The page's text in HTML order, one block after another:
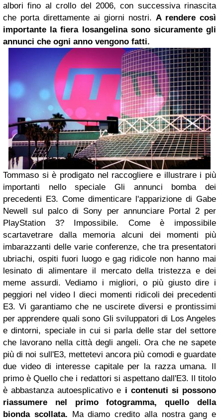
albori fino al crollo del 2006, con successiva rinascita
che porta direttamente ai giorni nostri. A rendere così
importante la fiera losangelina sono sicuramente gli
annunci che ogni anno vengono fatti.
Tommaso si è prodigato nel raccogliere e illustrare i più
importanti nello speciale Gli annunci bomba dei
precedenti E3. Come dimenticare l'apparizione di Gabe
Newell sul palco di Sony per annunciare Portal 2 per
PlayStation 3? Impossibile. Come è impossibile
scartavetrare dalla memoria alcuni dei momenti più
imbarazzanti delle varie conferenze, che tra presentatori
ubriachi, ospiti fuori luogo e gag ridicole non hanno mai
lesinato di alimentare il mercato della tristezza e dei
meme assurdi. Vediamo i migliori, o più giusto dire i
peggiori nel video I dieci momenti ridicoli dei precedenti
E3. Vi garantiamo che ne uscirete diversi e prontissimi
per apprendere quali sono Gli sviluppatori di Los Angeles
e dintorni, speciale in cui si parla delle star del settore
che lavorano nella città degli angeli. Ora che ne sapete
più di noi sull'E3, mettetevi ancora più comodi e guardate
due video di interesse capitale per la razza umana. Il
primo è Quello che i redattori si aspettano dall'E3. Il titolo
è abbastanza autoesplicativo e i contenuti si possono
riassumere nel primo fotogramma, quello della
bionda scollata. Ma diamo credito alla nostra gang e